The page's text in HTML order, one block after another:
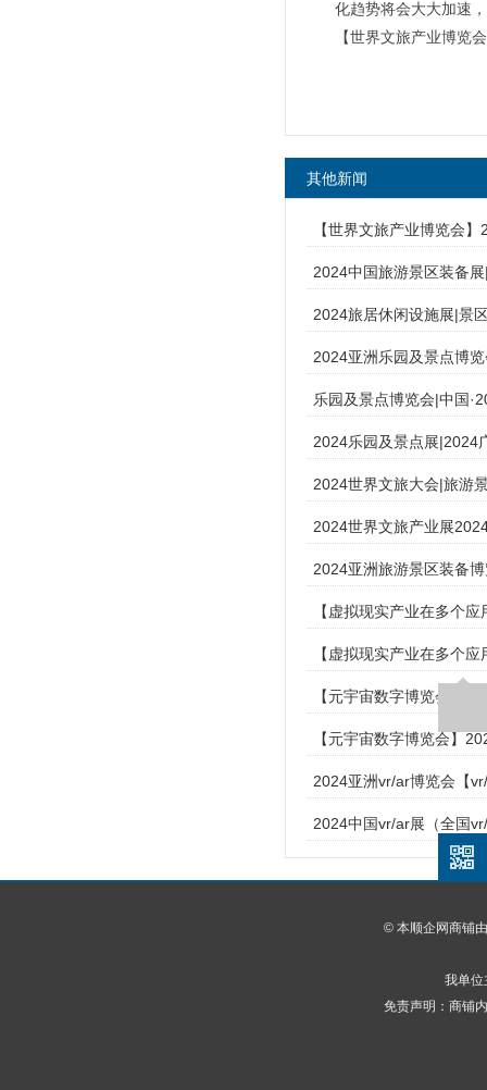
化趋势将会大大加速
【世界文旅产业博览
其他新闻
【世界文旅产业博览会
2024中国旅游景区装备
2024旅居休闲设施展|景
2024亚洲乐园及景点博
乐园及景点博览会|中国
2024乐园及景点展|2024
2024世界文旅大会|旅游
2024世界文旅产业展
2024亚洲旅游景区装备
【虚拟现实产业在多个
【虚拟现实产业在多个
【元宇宙数字博览会】
【元宇宙数字博览会】
2024亚洲vr/ar博览会【
2024中国vr/ar展（全国
© 本顺企网商铺由
我单位
免责声明：商铺